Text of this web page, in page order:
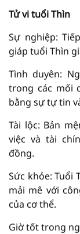
Tử vi tuổi Thìn
Sự nghiệp:
giáp tuổi Thìn
Tình duyên:
trong các mối
bằng sự tự tin
Tài lộc: Bản
việc và tài
đồng.
Sức khỏe: Tuổi
mải mê với
của cơ thể.
Giờ tốt trong